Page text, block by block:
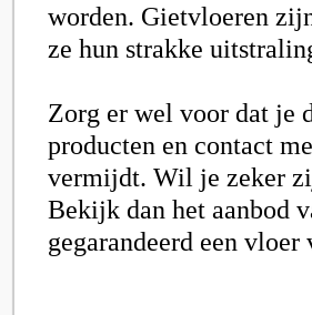
worden. Gietvloeren
ze hun strakke
Zorg er wel voor dat je
producten en contact
vermijdt. Wil je zeker
Bekijk dan het aanbod
gegarandeerd een